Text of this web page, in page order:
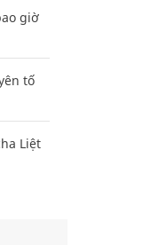
giờ
tố
Liệt